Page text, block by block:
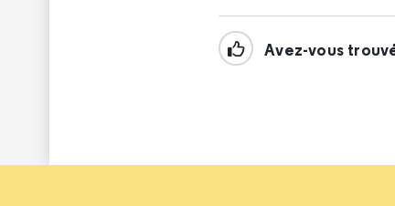
Avez-vous